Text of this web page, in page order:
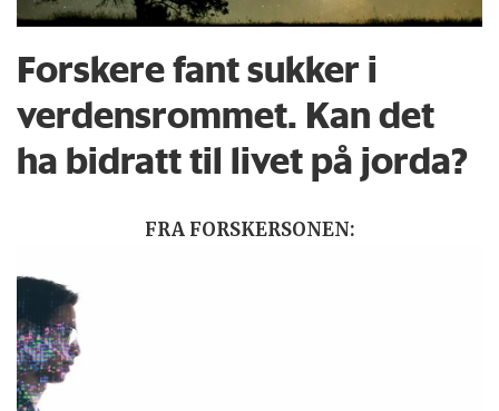
Forskere fant sukker i
verdensrommet. Kan det
ha bidratt til livet på jorda?
FRA FORSKERSONEN: